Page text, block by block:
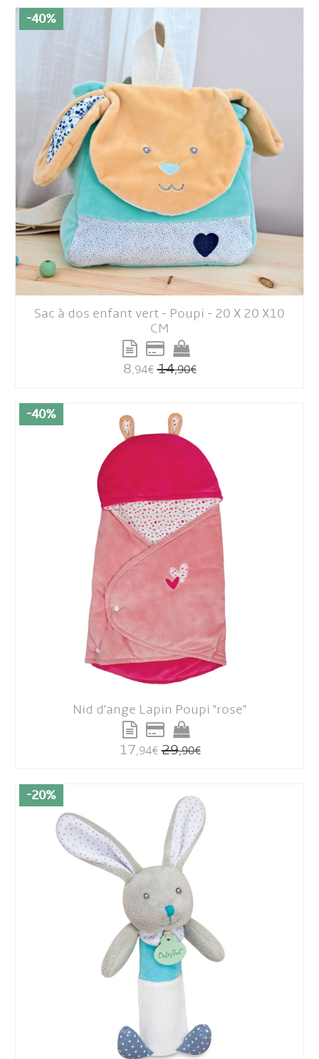
-40%
Sac à dos enfant vert - Poupi - 20 X 20 X10
CM
8,94€ 14,90€
-40%
Nid d'ange Lapin Poupi "rose"
17,94€ 29,90€
-20%